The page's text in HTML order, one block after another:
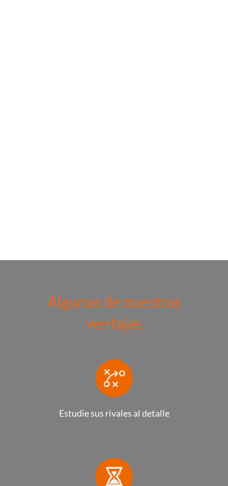
Algunas de nuestras
ventajas
Estudie sus rivales al detalle